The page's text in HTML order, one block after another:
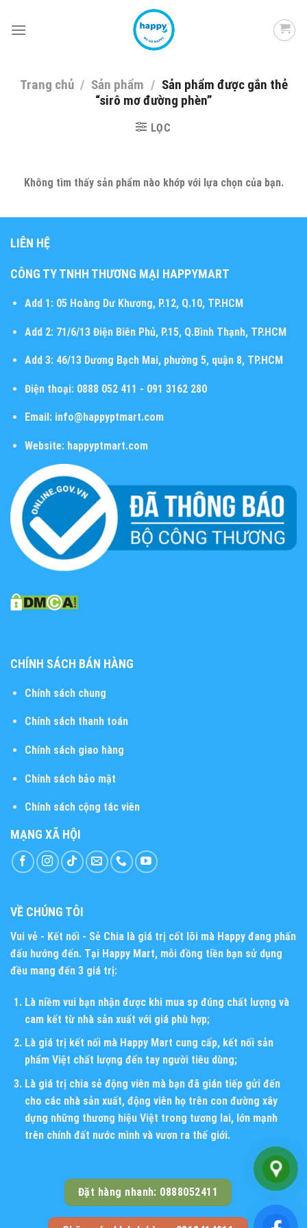
Trang chủ / Sản phẩm / Sản phẩm được gắn thẻ
“sirô mơ đường phèn”
LỌC
Không tìm thấy sản phẩm nào khớp với lựa chọn của bạn.
LIÊN HỆ
CÔNG TY TNHH THƯƠNG MẠI HAPPYMART
Add 1:05 Hoàng Dư Khương, P.12, Q.10, TP.HCM
Add 2:71/6/13 Điện Biên Phủ, P.15, Q.Bình Thạnh, TP.HCM
Add 3:46/13 Dương Bạch Mai, phường 5, quận 8, TP.HCM
Điện thoại:0888 052 411 - 091 3162 280
Email:info@happyptmart.com
Website: happyptmart.com
CHÍNH SÁCH BÁN HÀNG
Chính sách chung
Chính sách thanh toán
Chính sách giao hàng
Chính sách bảo mật
Chính sách cộng tác viên
MẠNG XÃ HỘI
VỀ CHÚNG TÔI
Vui vẻ - Kết nối - Sẻ Chia là giá trị cốt lõi mà Happy đang phấn
đấu hướng đến. Tại Happy Mart, mỗi đồng tiền bạn sử dụng
đều mang đến 3 giá trị:
Là niềm vui bạn nhận được khi mua sp đúng chất lượng và
cam kết từ nhà sản xuất với giá phù hợp;
Là giá trị kết nối mà Happy Mart cung cấp, kết nối sản
phẩm Việt chất lượng đến tay người tiêu dùng;
Là giá trị chia sẻ động viên mà bạn đã gián tiếp gửi đến
cho các nhà sản xuất, động viên họ trên con đường xây
dựng những thương hiệu Việt trong tương lai, lớn mạnh
trên chính đất nước mình và vươn ra thế giới.
Đặt hàng nhanh: 0888052411